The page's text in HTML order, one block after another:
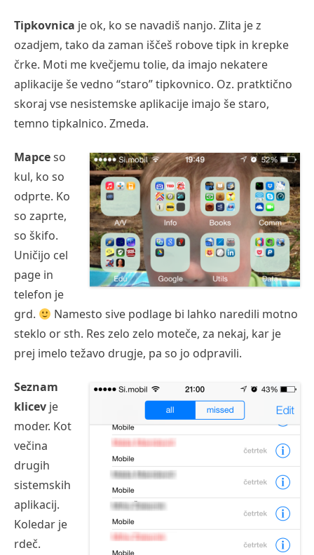
Tipkovnica je ok, ko se navadiš nanjo. Zlita je z
ozadjem, tako da zaman iščeš robove tipk in krepke
črke. Moti me kvečjemu tolie, da imajo nekatere
aplikacije še vedno “staro” tipkovnico. Oz. pratktično
skoraj vse nesistemske aplikacije imajo še staro,
temno tipkalnico. Zmeda.
Mapceso
kul, ko so
odprte. Ko
so zaprte,
so škifo.
Uničijo cel
page in
telefon je
grd.
Namesto sive podlage bi lahko naredili motno
steklo or sth. Res zelo zelo moteče, za nekaj, kar je
prej imelo težavo drugje, pa so jo odpravili.
Seznam
klicev je
moder. Kot
večina
drugih
sistemskih
aplikacij.
Koledar je
rdeč.